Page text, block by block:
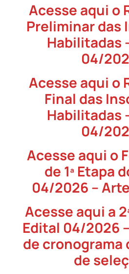
Acesse aqui o
Preliminar das
Habilitadas
04/
Acesse aqui o
Final das
Habilitadas
04/
Acesse aqui o
de 1ª Etapa
04/2026 –
Acesse aqui a
Edital 04/2026
de cronograma
de